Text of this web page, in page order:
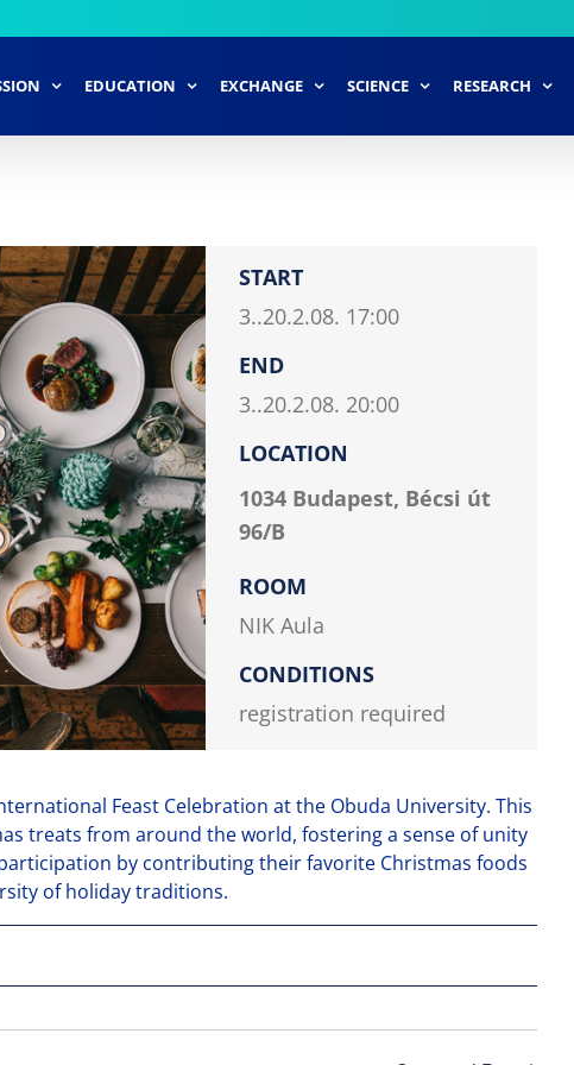
EDUCATION EXCHANGE SCIENCE RESEARCH
START
3..20.2.08. 17:00
END
3..20.2.08. 20:00
LOCATION
1034 Budapest, Bécsi út
96/B
ROOM
NIK Aula
CONDITIONS
registration required
Feast Celebration at the Obuda University. This
treats from around the world, fostering a sense of unity
by contributing their favorite Christmas foods
of holiday traditions.